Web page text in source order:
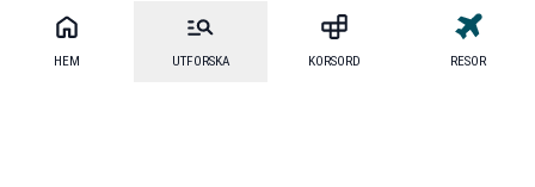
HEM UTFORSKA KORSORD RESOR